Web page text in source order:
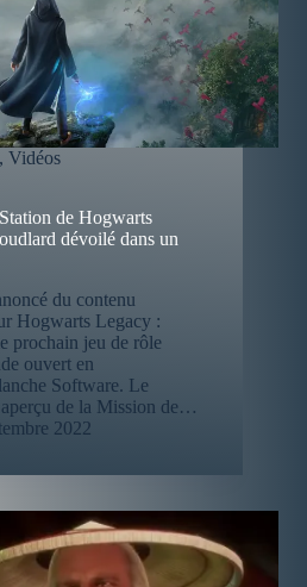
, Vidéos
de Hogwarts
dévoilé dans un
du contenu
Hogwarts Legacy :
prochain jeu de rôle
ouvert en
Software. Le
de la Mission de…
2022